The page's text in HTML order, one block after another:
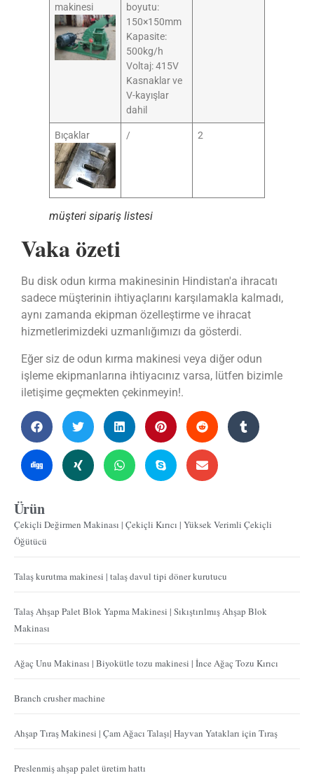
makinesi
boyutu:
150×150mm
Kapasite:
500kg/h
Voltaj: 415V
Kasnaklar ve
V-kayışlar
dahil
Bıçaklar / 2
müşteri sipariş listesi
Vaka özeti
Bu disk odun kırma makinesinin Hindistan'a ihracatı
sadece müşterinin ihtiyaçlarını karşılamakla kalmadı,
aynı zamanda ekipman özelleştirme ve ihracat
hizmetlerimizdeki uzmanlığımızı da gösterdi.
Eğer siz de odun kırma makinesi veya diğer odun
işleme ekipmanlarına ihtiyacınız varsa, lütfen bizimle
iletişime geçmekten çekinmeyin!.
Ürün
Çekiçli Değirmen Makinası | Çekiçli Kırıcı | Yüksek Verimli Çekiçli
Öğütücü
Talaş kurutma makinesi | talaş davul tipi döner kurutucu
Talaş Ahşap Palet Blok Yapma Makinesi | Sıkıştırılmış Ahşap Blok
Makinası
Ağaç Unu Makinası | Biyokütle tozu makinesi | İnce Ağaç Tozu Kırıcı
Branch crusher machine
Ahşap Tıraş Makinesi | Çam Ağacı Talaşı| Hayvan Yatakları için Tıraş
Preslenmiş ahşap palet üretim hattı